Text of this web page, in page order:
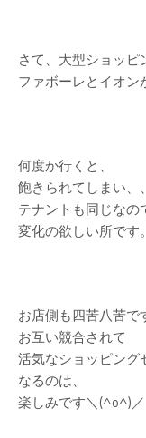
さて、大型ショッピ
ファボーレとイオン
何度か行くと、
飽きられてしまい、
テナントも同じなの
変化の欲しい所です。
お店側も四苦八苦で
お互い競合されて
活気なショッピング
なるのは、
楽しみです＼(^o^)／